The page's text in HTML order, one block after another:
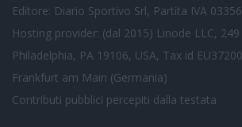
Editore: Diario Sportivo Srl, Partita IVA
Hosting provider: (dal 2015) Linode LLC,
Philadelphia, PA 19106, USA, Tax id
Frankfurt am Main (Germania)
Contributi pubblici percepiti dalla testata